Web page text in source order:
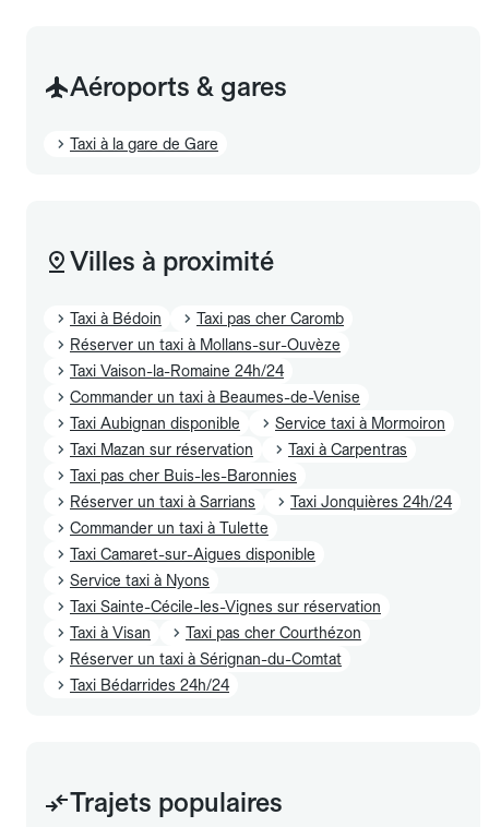
Aéroports & gares
Taxi à la gare de Gare
Villes à proximité
Taxi à Bédoin
Taxi pas cher Caromb
Réserver un taxi à Mollans-sur-Ouvèze
Taxi Vaison-la-Romaine 24h/24
Commander un taxi à Beaumes-de-Venise
Taxi Aubignan disponible
Service taxi à Mormoiron
Taxi Mazan sur réservation
Taxi à Carpentras
Taxi pas cher Buis-les-Baronnies
Réserver un taxi à Sarrians
Taxi Jonquières 24h/24
Commander un taxi à Tulette
Taxi Camaret-sur-Aigues disponible
Service taxi à Nyons
Taxi Sainte-Cécile-les-Vignes sur réservation
Taxi à Visan
Taxi pas cher Courthézon
Réserver un taxi à Sérignan-du-Comtat
Taxi Bédarrides 24h/24
Trajets populaires